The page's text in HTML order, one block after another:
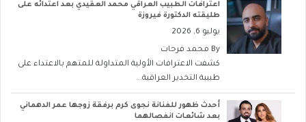
اعترافات الطبيب العراقي محمد العقيدي بعد اعتدائه على
طليقته الدكتورة فيروزة
يوليو 6, 2026
By محمد فرحات
كشفت الاعترافات الأولية المتداولة للمتهم بالاعتداء على
طبيبة التخدير العراقية...
أحدث ظهور للفنانة نجوى كرم برفقة زوجها عمر الدهماني
بعد شائعات انفصالهما